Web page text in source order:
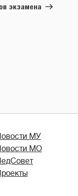
экзамена
МУ
МО